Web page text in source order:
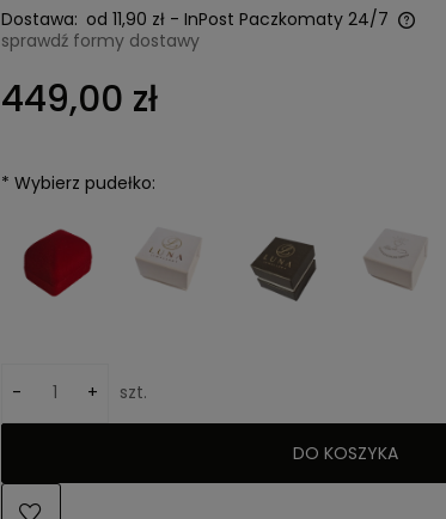
Dostawa: od 11,90 zł - InPost Paczkomaty 24/7
kosztów płatności
sprawdź formy dostawy
449,00 zł
* Wybierz pudełko:
- + szt.
DO KOSZYKA